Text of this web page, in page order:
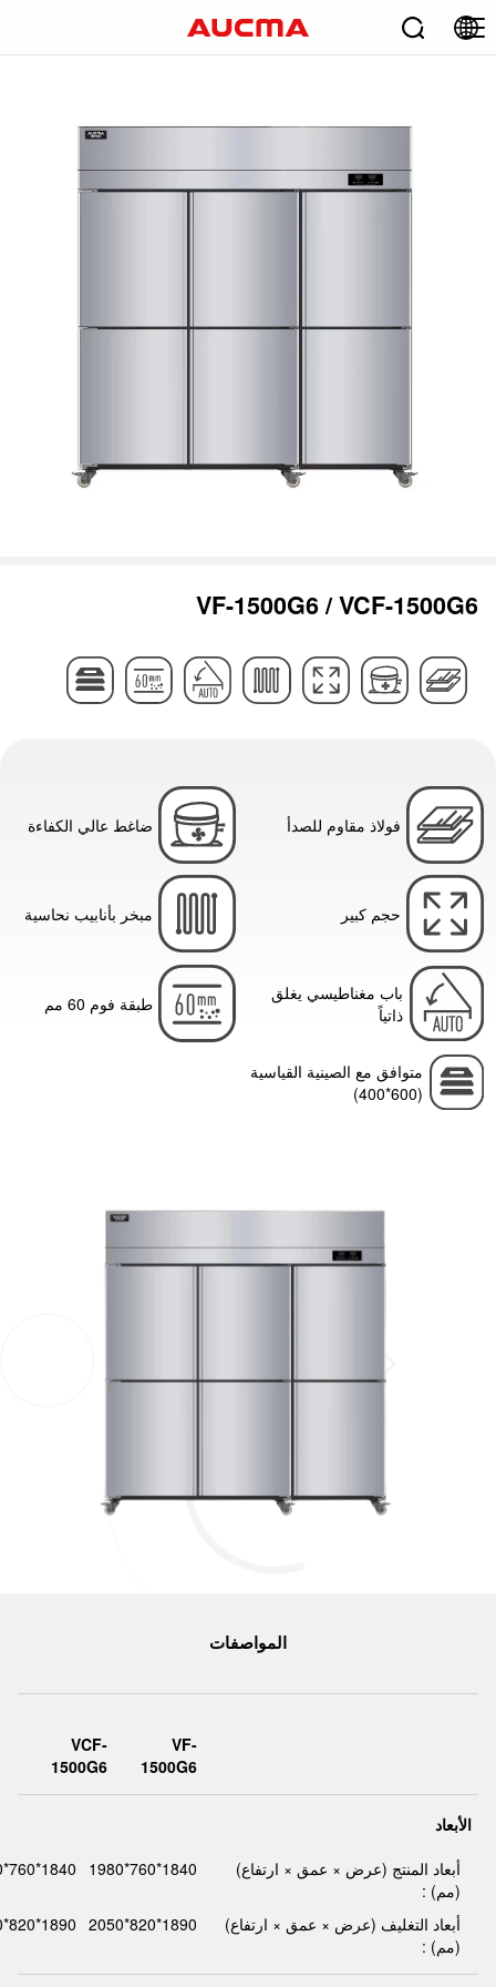
VF-1500G6 / VCF-1500G6
فولاذ مقاوم للصدأ ضاغط عالي الكفاءة
حجم كبير مبخر بأنابيب نحاسية
باب مغناطيسي يغلق
ذاتياً
طبقة فوم 60 مم
متوافق مع الصينية القياسية
(600*400)
المواصفات
VF-
1500G6
VCF-
1500G6
الأبعاد
أبعاد المنتج (عرض × عمق × ارتفاع)
(مم) :
1840*760*1980
1840*760*1980
أبعاد التغليف (عرض × عمق × ارتفاع)
(مم) :
1890*820*2050
1890*820*2050